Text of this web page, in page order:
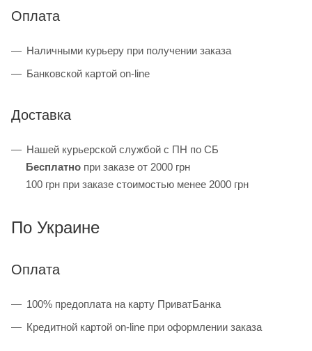
Оплата
Наличными курьеру при получении заказа
Банковской картой on-line
Доставка
Нашей курьерской службой с ПН по СБ
Бесплатно при заказе от 2000 грн
100 грн при заказе стоимостью менее 2000 грн
По Украине
Оплата
100% предоплата на карту ПриватБанка
Кредитной картой on-line при оформлении заказа